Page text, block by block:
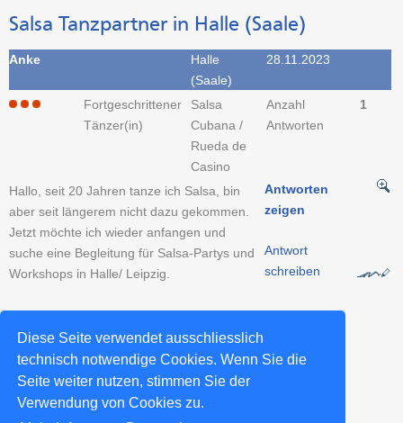
Diese Seite verwendet ausschliesslich
technisch notwendige Cookies. Wenn Sie die
Seite weiter nutzen, stimmen Sie der
Verwendung von Cookies zu.
Salsa Tanzpartner in Halle (Saale)
Anke
Halle
(Saale)
28.11.2023
Fortgeschrittener
Tänzer(in)
Salsa
Cubana /
Rueda de
Casino
Anzahl
Antworten
1
Hallo, seit 20 Jahren tanze ich Salsa, bin
aber seit längerem nicht dazu gekommen.
Jetzt möchte ich wieder anfangen und
suche eine Begleitung für Salsa-Partys und
Workshops in Halle/ Leipzig.
Antworten
zeigen
Antwort
schreiben
Tanzpartner-Sucheintrag erstellen >>
Weitere Salsa-Städte >>